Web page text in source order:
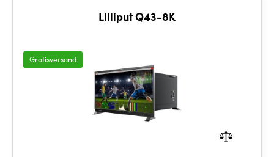
Lilliput Q43-8K
Gratisversand